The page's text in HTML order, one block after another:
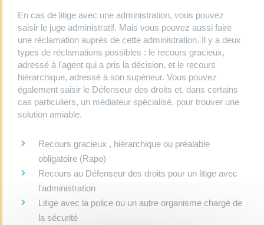
En cas de litige avec une administration, vous pouvez
saisir le juge administratif. Mais vous pouvez aussi faire
une réclamation auprès de cette administration. Il y a deux
types de réclamations possibles : le recours gracieux,
adressé à l'agent qui a pris la décision, et le recours
hiérarchique, adressé à son supérieur. Vous pouvez
également saisir le Défenseur des droits et, dans certains
cas particuliers, un médiateur spécialisé, pour trouver une
solution amiable.
Recours gracieux , hiérarchique ou préalable
obligatoire (Rapo)
Recours au Défenseur des droits pour un litige avec
l'administration
Litige avec la police ou un autre organisme chargé de
la sécurité